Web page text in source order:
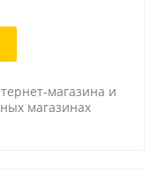
магазина и
магазинах